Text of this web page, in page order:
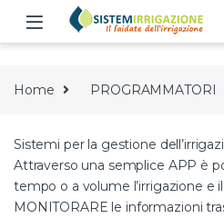
Skip to navigation
Skip to content
Home PROGRAMMATORI
Sistemi per la gestione
Attraverso una semplice APP è
tempo o a volume l’irrigazione e
MONITORARE le informazioni